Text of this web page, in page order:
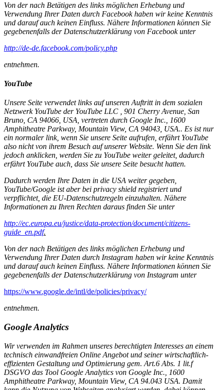
Von der nach Betätigen des links möglichen Erhebung und
Verwendung Ihrer Daten durch Facebook haben wir keine Kenntnis
und darauf auch keinen Einfluss. Nähere Informationen können Sie
gegebenenfalls der Datenschutzerklärung von Facebook unter
http://de-de.facebook.com/policy.php
entnehmen.
YouTube
Unsere Seite verwendet links auf unseren Auftritt in dem sozialen
Netzwerk YouTube der YouTube LLC , 901 Cherry Avenue, San
Bruno, CA 94066, USA, vertreten durch Google Inc., 1600
Amphitheatre Parkway, Mountain View, CA 94043, USA.. Es ist nur
ein normaler link, wenn Sie unsere Seite aufrufen, erfährt YouTube
also nicht von ihrem Besuch auf unserer Website. Wenn Sie den link
jedoch anklicken, werden Sie zu YouTube weiter geleitet, dadurch
erfährt YouTube auch, dass Sie unsere Seite besucht hatten.
Dadurch werden Ihre Daten in die USA weiter gegeben,
YouTube/Google ist aber bei privacy shield registriert und
verpflichtet, die EU-Datenschutzregeln einzuhalten. Nähere
Informationen zu Ihren Rechten daraus finden Sie unter
http://ec.europa.eu/justice/data-protection/document/citizens-
guide_en.pdf.
Von der nach Betätigen des links möglichen Erhebung und
Verwendung Ihrer Daten durch Instagram haben wir keine Kenntnis
und darauf auch keinen Einfluss. Nähere Informationen können Sie
gegebenenfalls der Datenschutzerklärung von Instagram unter
https://www.google.de/intl/de/policies/privacy/
entnehmen.
Google Analytics
Wirverwenden im Rahmen unseres berechtigten Interesses an einem
technisch einwandfreien Online Angebot und seiner wirtschaftlich-
effizienten Gestaltung und Optimierung gem. Art.6 Abs. 1 lit.f
DSGVO das Tool Google Analytics von Google Inc., 1600
Amphitheatre Parkway, Mountain View, CA 94.043 USA. Damit